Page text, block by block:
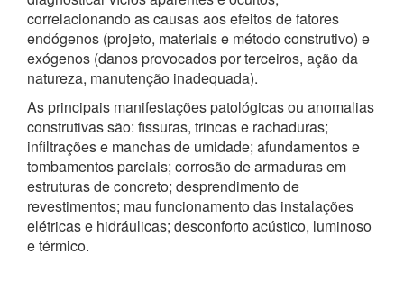
correlacionando as causas aos efeitos de fatores
endógenos (projeto, materiais e método construtivo) e
exógenos (danos provocados por terceiros, ação da
natureza, manutenção inadequada).
As principais manifestações patológicas ou anomalias
construtivas são: fissuras, trincas e rachaduras;
infiltrações e manchas de umidade; afundamentos e
tombamentos parciais; corrosão de armaduras em
estruturas de concreto; desprendimento de
revestimentos; mau funcionamento das instalações
elétricas e hidráulicas; desconforto acústico, luminoso
e térmico.